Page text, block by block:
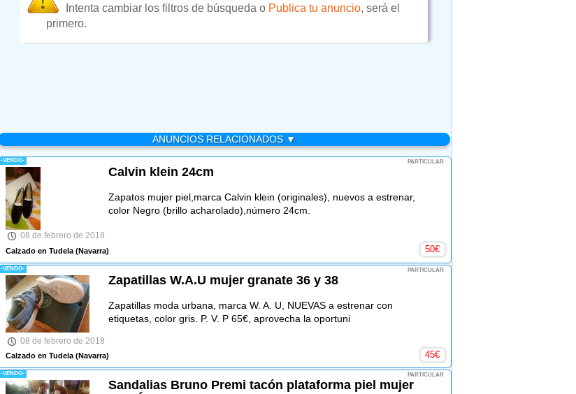
Intenta cambiar los filtros de búsqueda o Publica tu anuncio, será el
primero.
ANUNCIOS RELACIONADOS ▼
-VENDO- PARTICULAR
Calvin klein 24cm
Zapatos mujer piel,marca Calvin klein (originales), nuevos a estrenar,
color Negro (brillo acharolado),número 24cm.
08 de febrero de 2018
Calzado en Tudela(Navarra) 50€
-VENDO- PARTICULAR
Zapatillas W.A.U mujer granate 36 y 38
Zapatillas moda urbana, marca W. A. U, NUEVAS a estrenar con
etiquetas, color gris. P. V. P 65€, aprovecha la oportuni
08 de febrero de 2018
Calzado en Tudela(Navarra) 45€
-VENDO- PARTICULAR
Sandalias Bruno Premi tacón plataforma piel mujer